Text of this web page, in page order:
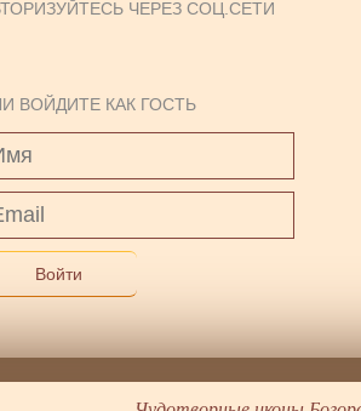
ЧЕРЕЗ СОЦ.СЕТИ
ВОЙДИТЕ КАК ГОСТЬ
Войти